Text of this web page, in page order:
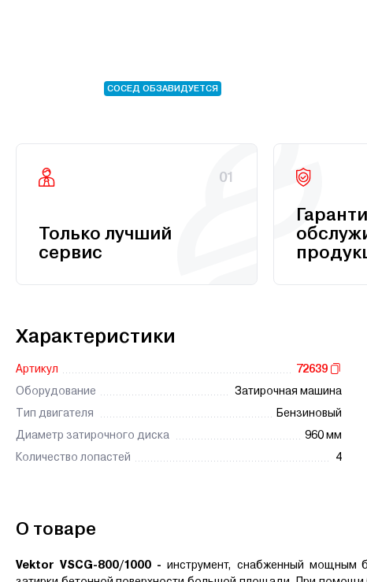
СОСЕД ОБЗАВИДУЕТСЯ
01
Только лучший
сервис
Характеристики
Артикул
72639
Оборудование
Затирочная машина
Тип двигателя
Бензиновый
Диаметр затирочного диска
960 мм
Количество лопастей
4
О товаре
Vektor VSCG-800/1000 - инструмент, снабженный мощным